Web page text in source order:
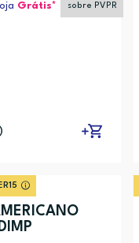
Grátis* sobre PVPR